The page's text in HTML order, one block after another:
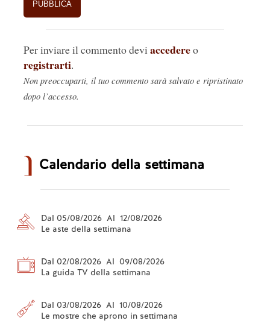
Per inviare il commento devi accedereo
registrarti.
Non preoccuparti, il tuo commento sarà salvato e ripristinato
dopo l’accesso.
Calendario della settimana
Dal 05/08/2026 Al 12/08/2026
Le aste della settimana
Dal 02/08/2026 Al 09/08/2026
La guida TV della settimana
Dal 03/08/2026 Al 10/08/2026
Le mostre che aprono in settimana